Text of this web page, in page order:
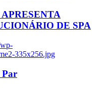
DE SPA
335x256.jpg
Par